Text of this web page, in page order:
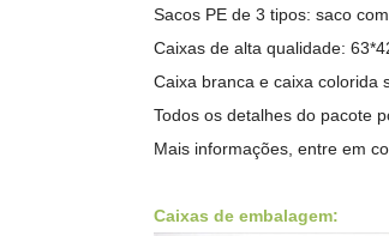
Sacos PE de 3 tipos: saco
Caixas de alta qualidade:
Caixa branca e caixa colorida
Todos os detalhes do pacote
Mais informações, entre em
Caixas de embalagem: